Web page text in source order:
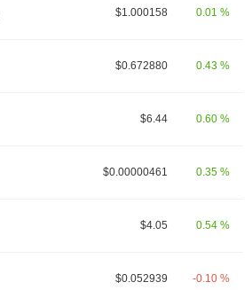
$1.000158 0.01 %
$0.672880 0.43 %
$6.44 0.60 %
$0.00000461 0.35 %
$4.05 0.54 %
$0.052939 -0.10 %